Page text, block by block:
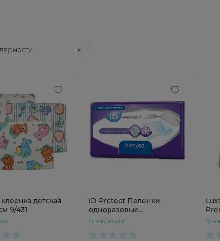
детская
9/431
iD Protect Пеленки
одноразовые
впитывающие 60х60см
В наличии
N5
В